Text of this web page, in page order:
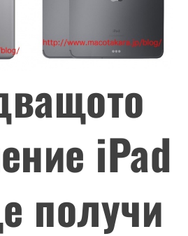
iPad
получи